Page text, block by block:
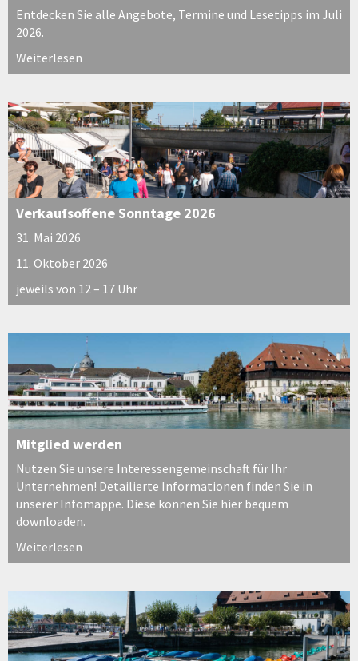
Entdecken Sie alle Angebote, Termine und Lesetipps im Juli
2026.
Weiterlesen
Verkaufsoffene Sonntage 2026
31. Mai 2026
11. Oktober 2026
jeweils von 12 – 17 Uhr
Mitglied werden
Nutzen Sie unsere Interessengemeinschaft für Ihr
Unternehmen! Detailierte Informationen finden Sie in
unserer Infomappe. Diese können Sie hier bequem
downloaden.
Weiterlesen